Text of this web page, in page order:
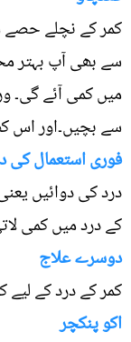
کمر کے نچلے حصے
سے بھی آپ بہتر
میں کمی آئے گی۔
سے بچیں۔اور اس
فوری استعمال کی
درد کی دوائیں
کے درد میں کمی
دوسرے علاج
کمر کے درد کے
اکو پنکچر